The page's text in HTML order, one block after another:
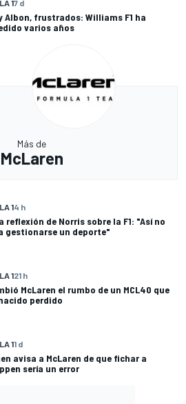
17 d
Albon, frustrados: Williams F1 ha
varios años
Más de
McLaren
14 h
reflexión de Norris sobre la F1: "Así no
gestionarse un deporte"
121 h
McLaren el rumbo de un MCL40 que
perdido
11 d
avisa a McLaren de que fichar a
sería un error